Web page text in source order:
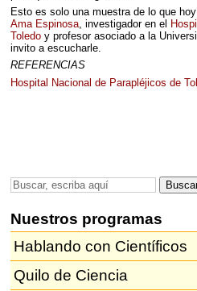
Esto es solo una muestra de lo que
Ama Espinosa, investigador en el
Toledoy profesor asociado a la
invito a escucharle.
REFERENCIAS
Hospital Nacional de Parapléjicos de
Nuestros programas
Hablando con Científicos
Quilo de Ciencia